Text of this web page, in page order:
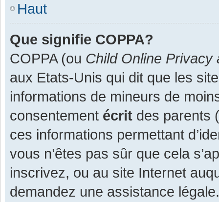
Haut
Que signifie COPPA?
COPPA (ou Child Online Privacy
aux Etats-Unis qui dit que les
informations de mineurs de
consentement écrit des parents
ces informations permettant
vous n’êtes pas sûr que cela
inscrivez, ou au site Internet
demandez une assistance